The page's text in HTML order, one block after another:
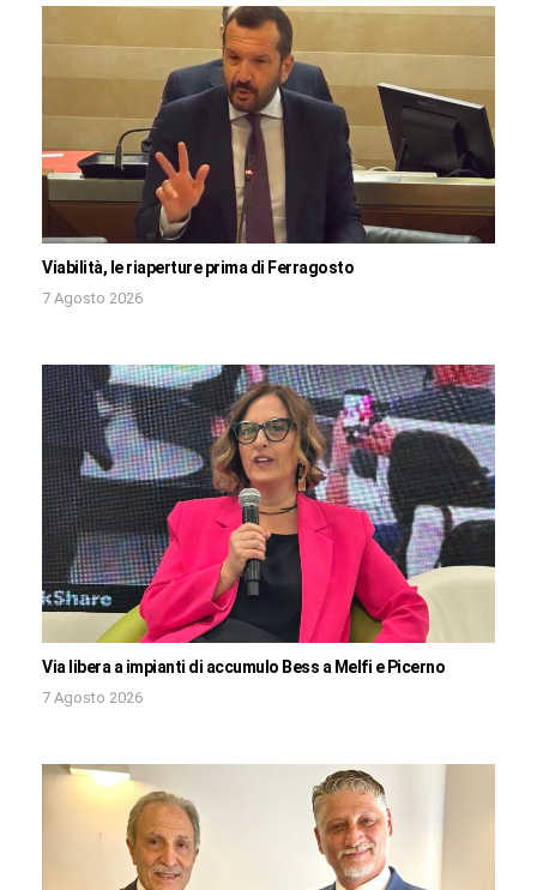
Viabilità, le riaperture prima di Ferragosto
7 Agosto 2026
Via libera a impianti di accumulo Bess a Melfi e Picerno
7 Agosto 2026